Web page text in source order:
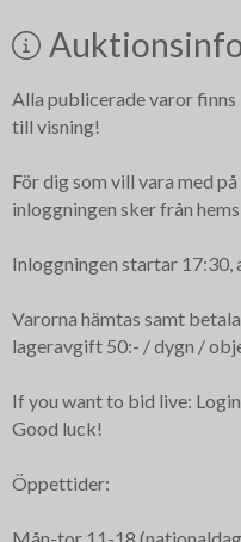
Alla publicerade varor finns
till visning!
För dig som vill vara med
inloggningen sker från
Inloggningen startar
Varorna hämtas samt
lageravgift 50:- / dygn /
If you want to bid live:
Good luck!
Öppettider: